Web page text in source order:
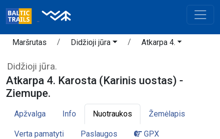
Maršrutas Didžioji jūra Atkarpa 4.
Didžioji jūra.
Atkarpa 4. Karosta (Karinis uostas) -
Ziemupe.
Apžvalga Info Nuotraukos Žemėlapis
Verta pamatyti Paslaugos GPX